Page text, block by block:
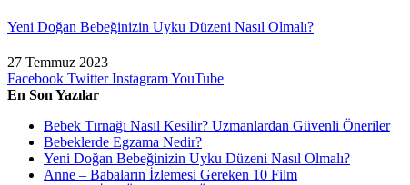
Yeni Doğan Bebeğinizin Uyku Düzeni Nasıl Olmalı?
27 Temmuz 2023
Facebook Twitter InstagramYouTube
En Son Yazılar
Bebek Tırnağı Nasıl Kesilir? Uzmanlardan Güvenli Öneriler
Bebeklerde Egzama Nedir?
Yeni Doğan Bebeğinizin Uyku Düzeni Nasıl Olmalı?
Anne – Babaların İzlemesi Gereken 10 Film